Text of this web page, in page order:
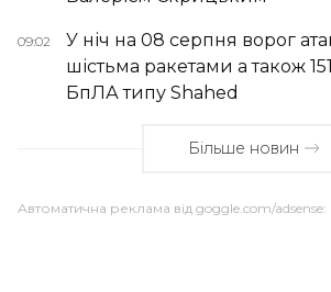
09:02
У ніч на 08 серпня ворог
шістьма ракетами а також
БпЛА типу Shahed
Більше новин
Автоматична реклама від goggle.com/adsense: